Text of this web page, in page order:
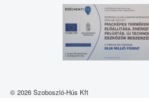
© 2026 Szoboszló-Hús Kft